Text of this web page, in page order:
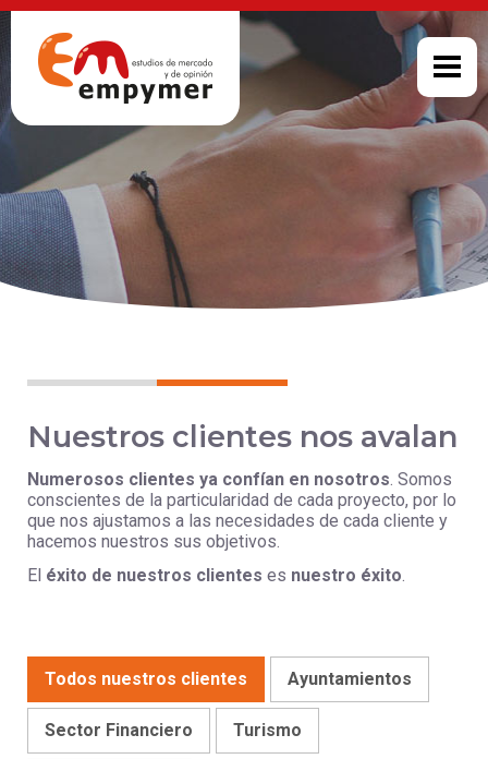
Nuestros clientes nos avalan
Numerosos clientes ya confían en nosotros. Somos
conscientes de la particularidad de cada proyecto, por lo
que nos ajustamos a las necesidades de cada cliente y
hacemos nuestros sus objetivos.
El éxito de nuestros clientes es nuestro éxito.
Todos nuestros clientes Ayuntamientos
Sector Financiero Turismo